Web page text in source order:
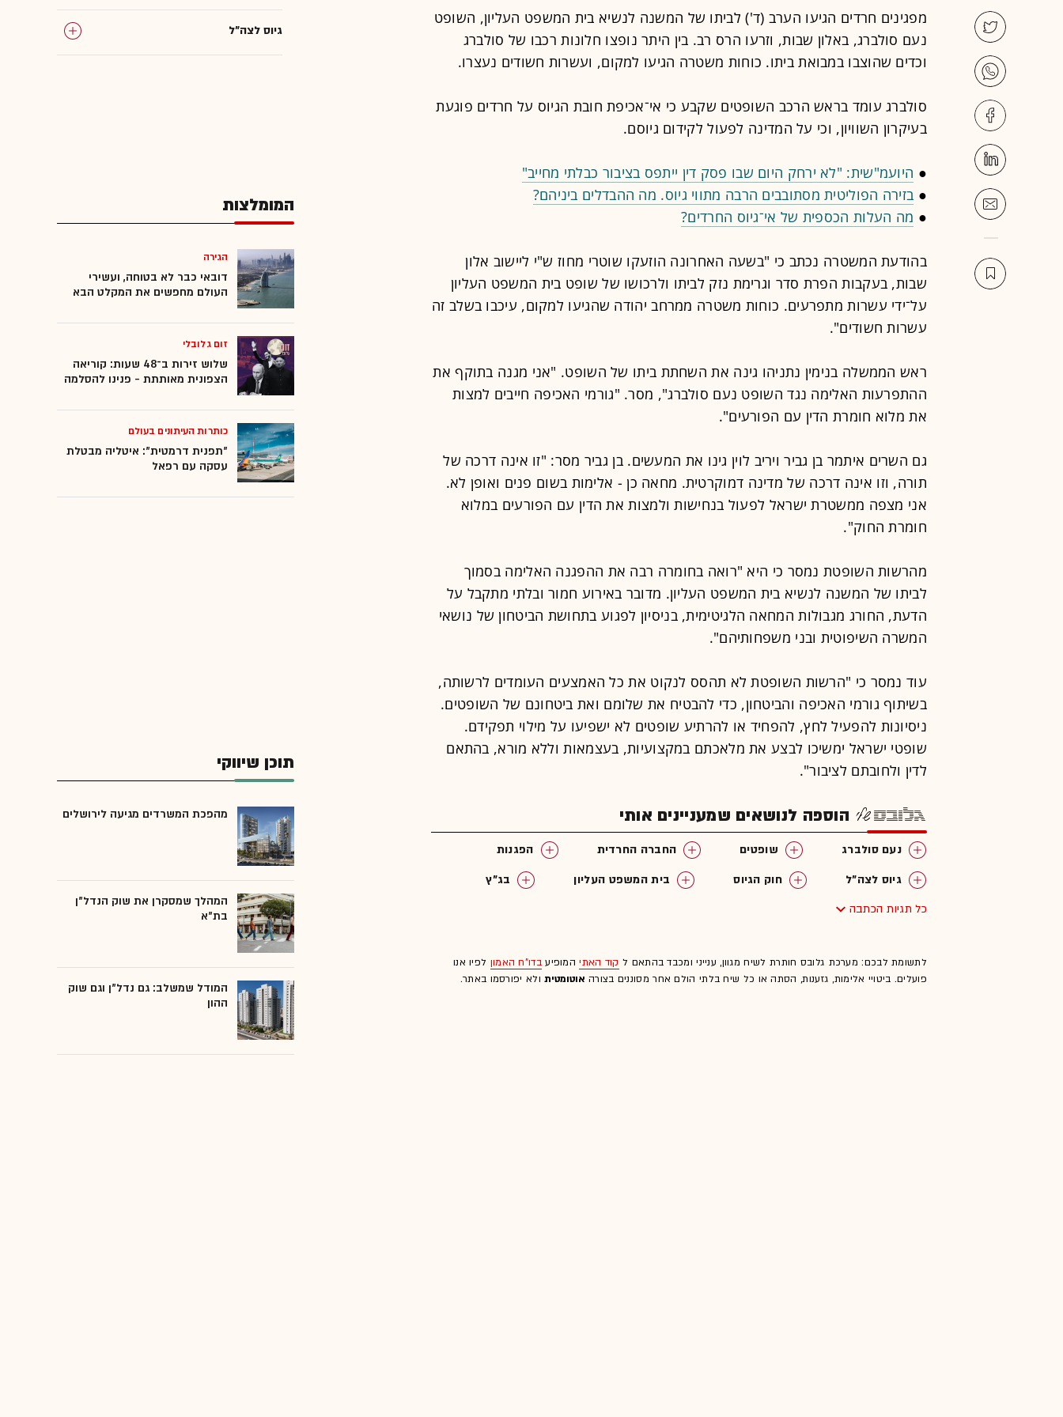
מפגינים חרדים הגיעו הערב (ד') לביתו של המשנה לנשיא בית המשפט העליון, השופט
נעם סולברג, באלון שבות, וזרעו הרס רב. בין היתר נופצו חלונות רכבו של סולברג
וכדים שהוצבו במבואת ביתו. כוחות משטרה הגיעו למקום, ועשרות חשודים נעצרו.
סולברג עומד בראש הרכב השופטים שקבע כי אי־אכיפת חובת הגיוס על חרדים פוגעת
בעיקרון השוויון, וכי על המדינה לפעול לקידום גיוסם.
● היועמ"שית: "לא ירחק היום שבו פסק דין ייתפס בציבור כבלתי מחייב"
● בזירה הפוליטית מסתובבים הרבה מתווי גיוס. מה ההבדלים ביניהם?
● מה העלות הכספית של אי־גיוס החרדים?
בהודעת המשטרה נכתב כי "בשעה האחרונה הוזעקו שוטרי מחוז ש"י ליישוב אלון
שבות, בעקבות הפרת סדר וגרימת נזק לביתו ולרכושו של שופט בית המשפט העליון
על־ידי עשרות מתפרעים. כוחות משטרה ממרחב יהודה שהגיעו למקום, עיכבו בשלב זה
עשרות חשודים".
ראש הממשלה בנימין נתניהו גינה את השחתת ביתו של השופט. "אני מגנה בתוקף את
ההתפרעות האלימה נגד השופט נעם סולברג", מסר. "גורמי האכיפה חייבים למצות
את מלוא חומרת הדין עם הפורעים".
גם השרים איתמר בן גביר ויריב לוין גינו את המעשים. בן גביר מסר: "זו אינה דרכה של
תורה, וזו אינה דרכה של מדינה דמוקרטית. מחאה כן - אלימות בשום פנים ואופן לא.
אני מצפה ממשטרת ישראל לפעול בנחישות ולמצות את הדין עם הפורעים במלוא
חומרת החוק".
מהרשות השופטת נמסר כי היא "רואה בחומרה רבה את ההפגנה האלימה בסמוך
לביתו של המשנה לנשיא בית המשפט העליון. מדובר באירוע חמור ובלתי מתקבל על
הדעת, החורג מגבולות המחאה הלגיטימית, בניסיון לפגוע בתחושת הביטחון של נושאי
המשרה השיפוטית ובני משפחותיהם".
עוד נמסר כי "הרשות השופטת לא תהסס לנקוט את כל האמצעים העומדים לרשותה,
בשיתוף גורמי האכיפה והביטחון, כדי להבטיח את שלומם ואת ביטחונם של השופטים.
ניסיונות להפעיל לחץ, להפחיד או להרתיע שופטים לא ישפיעו על מילוי תפקידם.
שופטי ישראל ימשיכו לבצע את מלאכתם במקצועיות, בעצמאות וללא מורא, בהתאם
לדין ולחובתם לציבור".
הוספה לנושאים שמעניינים אותי
נעם סולברג שופטים החברה החרדית
הפגנות
גיוס לצה"ל
חוק הגיוס בית המשפט העליון
בג"ץ
כל תגיות הכתבה
לתשומת לבכם: מערכת גלובס חותרת לשיח מגוון, ענייני ומכבד בהתאם ל קוד האתיהמופיעבדו"ח האמון לפיו אנו
פועלים. ביטויי אלימות, גזענות, הסתה או כל שיח בלתי הולם אחר מסוננים בצורה אוטומטיתולא יפורסמו באתר.
גיוס לצה"ל
המומלצות
הגירה
דובאי כבר לא בטוחה, ועשירי
העולם מחפשים את המקלט הבא
זום גלובלי
שלוש זירות ב־48 שעות: קוריאה
הצפונית מאותתת - פנינו להסלמה
כותרות העיתונים בעולם
"תפנית דרמטית": איטליה מבטלת
עסקה עם רפאל
תוכן שיווקי
מהפכת המשרדים מגיעה לירושלים
המהלך שמסקרן את שוק הנדל"ן
בת"א
המודל שמשלב: גם נדל"ן וגם שוק
ההון